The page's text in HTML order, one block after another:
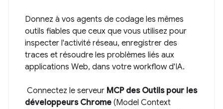
Donnez à vos agents de codage les mêmes
outils fiables que ceux que vous utilisez pour
inspecter l'activité réseau, enregistrer des
traces et résoudre les problèmes liés aux
applications Web, dans votre workflow d'IA.
Connectez le serveur MCP des Outils pour les
développeurs Chrome (Model Context